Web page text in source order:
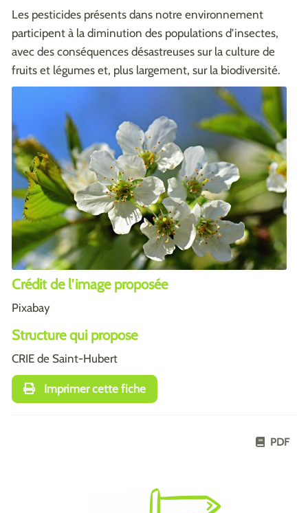
Les pesticides présents dans notre environnement
participent à la diminution des populations d’insectes,
avec des conséquences désastreuses sur la culture de
fruits et légumes et, plus largement, sur la biodiversité.
Crédit de l'image proposée
Pixabay
Structure qui propose
CRIE de Saint-Hubert
Imprimer cette fiche
PDF